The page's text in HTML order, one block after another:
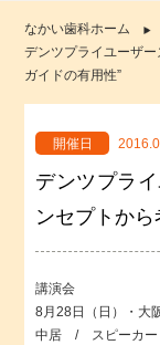
なかい歯科ホーム
デンツプライユーザ
ガイドの有用性”
開催日
デンツプラ
ンセプトか
講演会
8月28日（日）・大
中居 / スピーカー